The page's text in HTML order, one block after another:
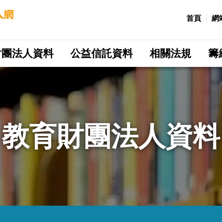
首頁 網
法人資料 公益信託資料 相關法規 籌
教育財團法人資料